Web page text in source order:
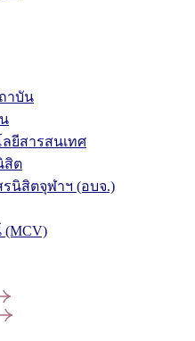
าบัน
ยีสารสนเทศ
สิต
นิสิตจุฬาฯ (อบจ.)
(MCV)